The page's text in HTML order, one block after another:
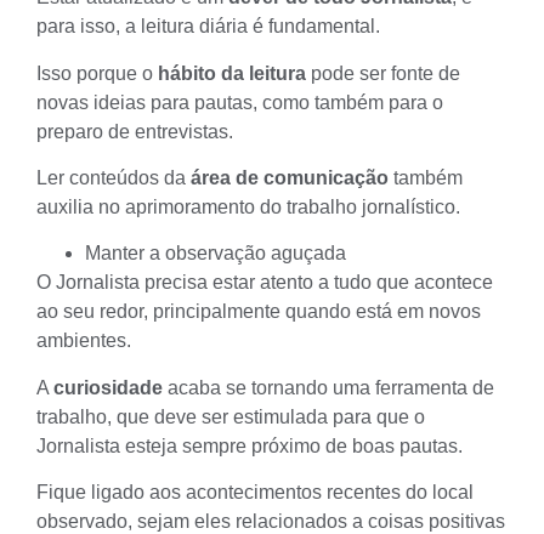
para isso, a leitura diária é fundamental.
Isso porque o hábito da leitura pode ser fonte de
novas ideias para pautas, como também para o
preparo de entrevistas.
Ler conteúdos da área de comunicação também
auxilia no aprimoramento do trabalho jornalístico.
Manter a observação aguçada
O Jornalista precisa estar atento a tudo que acontece
ao seu redor, principalmente quando está em novos
ambientes.
A curiosidade acaba se tornando uma ferramenta de
trabalho, que deve ser estimulada para que o
Jornalista esteja sempre próximo de boas pautas.
Fique ligado aos acontecimentos recentes do local
observado, sejam eles relacionados a coisas positivas